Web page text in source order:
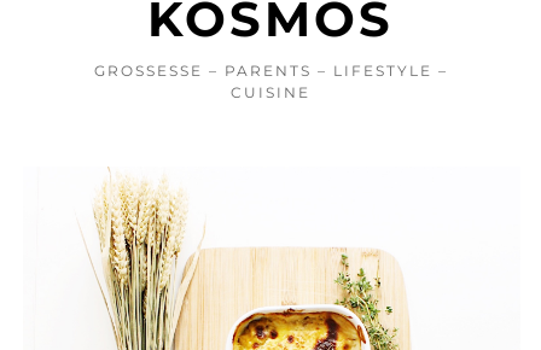
GROSSESSE – PARENTS – LIFESTYLE –
CUISINE